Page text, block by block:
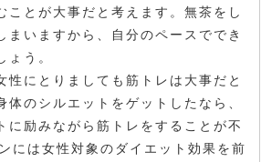
ことが大事だと考えます。無茶をし
まいますから、自分のペースででき
ょう。
性にとりましても筋トレは大事だと
体のシルエットをゲットしたなら、
に励みながら筋トレをすることが不
には女性対象のダイエット効果を前